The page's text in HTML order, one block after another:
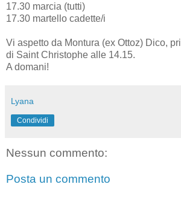
17.30 marcia (tutti)
17.30 martello cadette/i
Vi aspetto da Montura (ex Ottoz) Dico,
di Saint Christophe alle 14.15.
A domani!
Lyana
Condividi
Nessun commento:
Posta un commento